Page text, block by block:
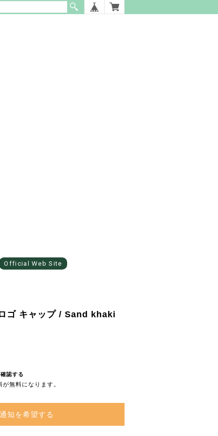
Official Web Site
ゴ キャップ / Sand khaki
認する
無料になります。
知を希望する